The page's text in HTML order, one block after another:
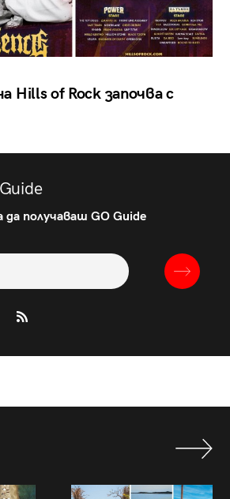
Hills of Rock започва с
да получаваш GO Guide